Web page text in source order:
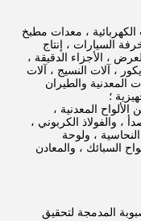
الكهربائية ، معدات مطبخ
السيارات ، إنتاج
، الأجزاء الدقيقة ،
، آلات النسيج ، آلات
المعدنية والطيران
؛
المعدنية ،
، والفولاذ الكربوني ،
، ولوحة
السبائك ، والمعادن
المدمجة لتحقيق